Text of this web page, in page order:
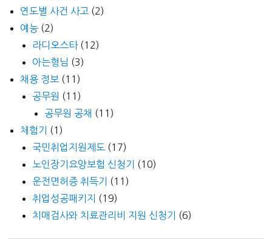
연도별 사건 사고 (2)
예능 (2)
라디오스타(12)
아는형님 (3)
채용 정보 (11)
공무원 (11)
공무원 공채 (11)
체험기
(1)
국민취업지원제도 (17)
노인장기요양보험 신청기
(10)
운전면허증 취득기
(11)
취업성공패키지
(19)
치매검사와 치료관리비 지원 신청기
(6)